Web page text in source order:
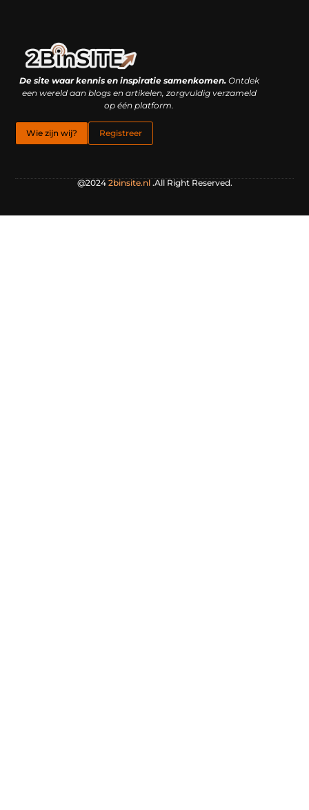
De site waar kennis en inspiratie samenkomen.Ontdek
een wereld aan blogs en artikelen, zorgvuldig verzameld
op één platform.
Wie zijn wij? Registreer
@2024 2binsite.nl.All Right Reserved.